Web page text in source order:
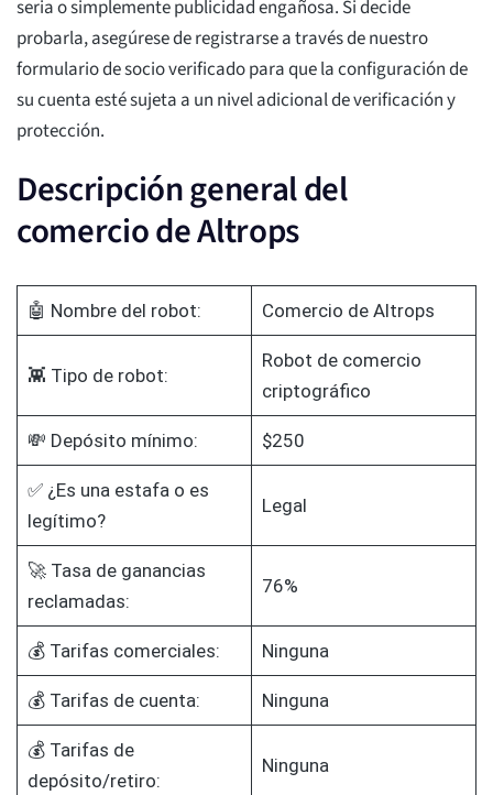
seria o simplemente publicidad engañosa. Si decide
probarla, asegúrese de registrarse a través de nuestro
formulario de socio verificado para que la configuración de
su cuenta esté sujeta a un nivel adicional de verificación y
protección.
Descripción general del
comercio de Altrops
🤖 Nombre del robot: Comercio de Altrops
👾 Tipo de robot:
Robot de comercio
criptográfico
💸 Depósito mínimo: $250
✅ ¿Es una estafa o es
legítimo?
Legal
🚀 Tasa de ganancias
reclamadas:
76%
💰 Tarifas comerciales: Ninguna
💰 Tarifas de cuenta: Ninguna
💰 Tarifas de
depósito/retiro:
Ninguna